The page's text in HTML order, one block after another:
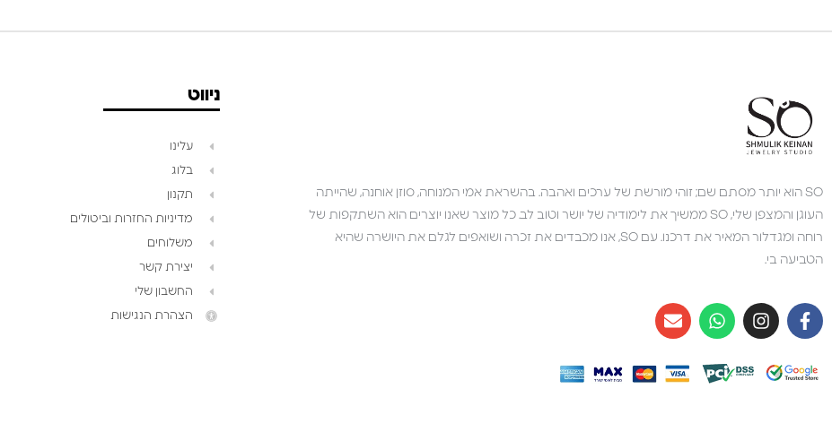
SO הוא יותר מסתם שם; זוהי מורשת של ערכים ואהבה. בהשראת אמי המנוחה, סוזן אוחנה, שהייתה
העוגן והמצפן שלי, SO ממשיך את לימודיה של יושר וטוב לב. כל מוצר שאנו יוצרים הוא השתקפות של
רוחה ומגדלור המאיר את דרכנו. עם SO, אנו מכבדים את זכרה ושואפים לגלם את היושרה שהיא
הטביעה בי.
ניווט
עלינו
בלוג
תקנון
מדיניות החזרות וביטולים
משלוחים
יצירת קשר
החשבון שלי
הצהרת הנגישות